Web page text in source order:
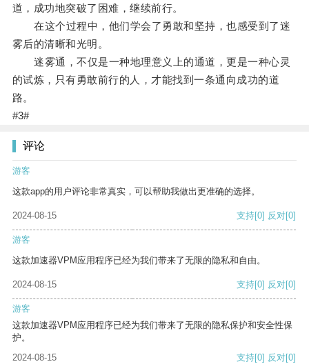
道，成功地突破了困难，继续前行。
在这个过程中，他们学会了勇敢和坚持，也感受到了迷
雾后的清晰和光明。
迷雾通，不仅是一种地理意义上的通道，更是一种心灵
的试炼，只有勇敢前行的人，才能找到一条通向成功的道
路。
#3#
评论
游客
这款app的用户评论非常真实，可以帮助我做出更准确的选择。
2024-08-15 支持[0] 反对[0]
游客
这款加速器VPM应用程序已经为我们带来了无限的隐私和自由。
2024-08-15 支持[0] 反对[0]
游客
这款加速器VPM应用程序已经为我们带来了无限的隐私保护和安全性保
护。
2024-08-15
支持[0] 反对[0]